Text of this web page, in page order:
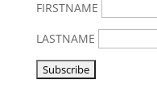
FIRSTNAME
LASTNAME